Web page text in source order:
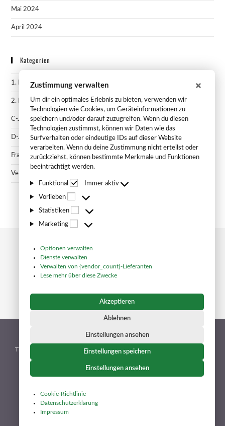
Zustimmung verwalten
Um dir ein optimales Erlebnis zu bieten, verwenden wir
Technologien wie Cookies, um Geräteinformationen zu
speichern und/oder darauf zuzugreifen. Wenn du diesen
Technologien zustimmst, können wir Daten wie das
Surfverhalten oder eindeutige IDs auf dieser Website
verarbeiten. Wenn du deine Zustimmung nicht erteilst oder
zurückziehst, können bestimmte Merkmale und Funktionen
beeinträchtigt werden.
Funktional Immer aktiv
Vorlieben
Statistiken
Marketing
Optionen verwalten
Dienste verwalten
Verwalten von {vendor_count}-Lieferanten
Lese mehr über diese Zwecke
Akzeptieren
Ablehnen
Einstellungen ansehen
Einstellungen speichern
Einstellungen ansehen
Cookie-Richtlinie
Datenschutzerklärung
Impressum
Mai 2024
April 2024
Kategorien
1. Herren
2. Herren
C-Jugend
D-Jugend
Frauen
Vereinsnews
Quoten bundesliga alternativ registrieren
Tipico in meiner nähe schweiz anmelden
Ripico registrieren alternativ
Xgoals schweiz vergleich
Seriöse betlabel alternativ registrieren
Datenschutzerklärung